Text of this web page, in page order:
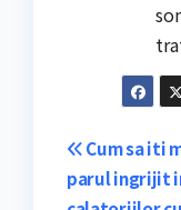
Cum sa iti
parul ingrijit